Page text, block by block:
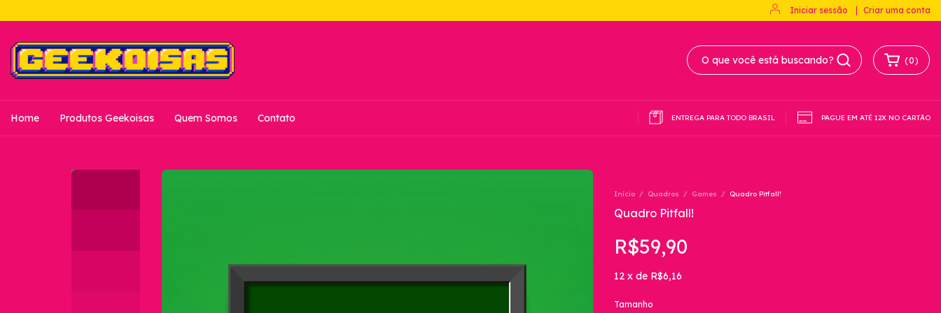
Iniciar sessão Criar uma conta
(0)
Home Produtos Geekoisas Quem Somos Contato ENTREGA PARA TODO BRASIL PAGUE EM ATÉ 12X NO CARTÃO
Início / Quadros / Games / Quadro Pitfall!
Quadro Pitfall!
R$59,90
12 x de R$6,16
Tamanho